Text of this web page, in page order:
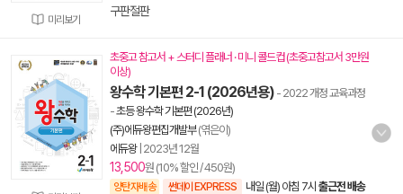
미리보기
구판절판
초중고 참고서 + 스터디 플래너 · 미니 콜드컵 (초중고참고서 3만원
이상)
왕수학 기본편 2-1 (2026년용) - 2022 개정 교육과정
-초등 왕수학 기본편 (2026년)
(주)에듀왕편집개발부(엮은이)
에듀왕| 2023년 12월
13,500원 (10% 할인 / 450원)
양탄자배송 썬데이 EXPRESS 내일 (월) 아침 7시 출근전 배송